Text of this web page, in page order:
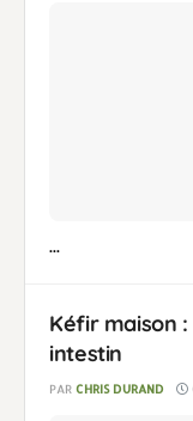
...
Kéfir maison
intestin
PAR CHRIS DURAND